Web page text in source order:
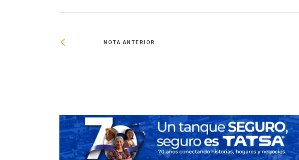
NOTA ANTERIOR